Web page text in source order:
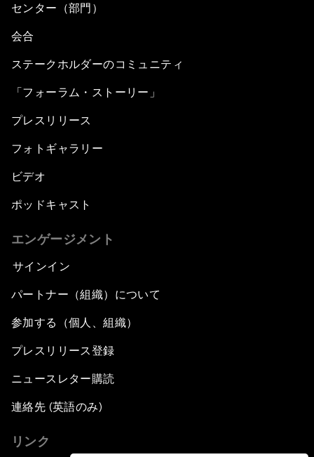
センター（部門）
会合
ステークホルダーのコミュニティ
「フォーラム・ストーリー」
プレスリリース
フォトギャラリー
ビデオ
ポッドキャスト
エンゲージメント
サインイン
パートナー（組織）について
参加する（個人、組織）
プレスリリース登録
ニュースレター購読
連絡先 (英語のみ)
リンク